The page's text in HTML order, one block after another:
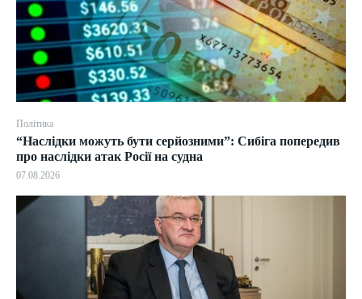
Політика
“Наслідки можуть бути серйозними”: Сибіга попередив
про наслідки атак Росії на судна
07.08.2026